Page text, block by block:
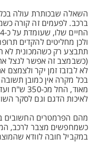
השאלה שבכותרת עולה
ברכב. לפעמים זה קורה
ולכן מחליטים להקדים
תתבצע רק כשהמכונית לא
(כשבמצב זה אפשר לנצל
לא לבזבז זמן יקר ולצמצם
בכל מקרה אין כמובן
לאיכות הדגם וגם לסקר
מהם הפרמטרים החשובים
כשמחפשים מצבר לרכב,
במקביל חובה לוודא